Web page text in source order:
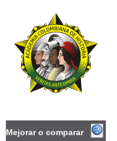
Mejorar o comparar